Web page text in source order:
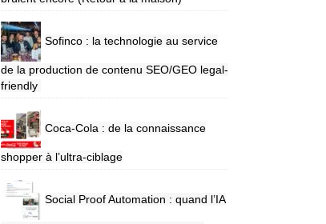
Sofinco : la technologie au service
de la production de contenu SEO/GEO legal-
friendly
Coca-Cola : de la connaissance
shopper à l’ultra-ciblage
Social Proof Automation : quand l’IA